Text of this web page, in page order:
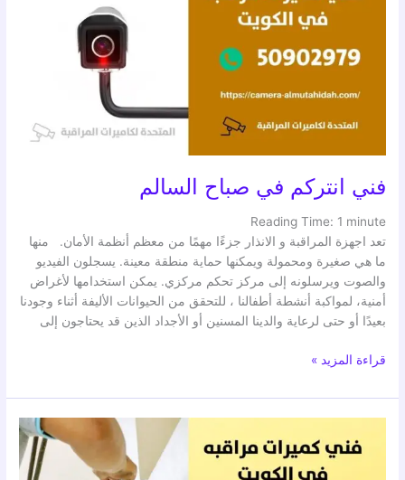
فني انتركم في صباح السالم
Reading Time: 1 minute
تعد اجهزة المراقبة و الانذار جزءًا مهمًا من معظم أنظمة الأمان. منها
ما هي صغيرة ومحمولة ويمكنها حماية منطقة معينة. يسجلون الفيديو
والصوت ويرسلونه إلى مركز تحكم مركزي. يمكن استخدامها لأغراض
أمنية، لمواكبة أنشطة أطفالنا ، للتحقق من الحيوانات الأليفة أثناء وجودنا
بعيدًا أو حتى لرعاية والدينا المسنين أو الأجداد الذين قد يحتاجون إلى
السالم
قراءة المزيد »
مراقبة